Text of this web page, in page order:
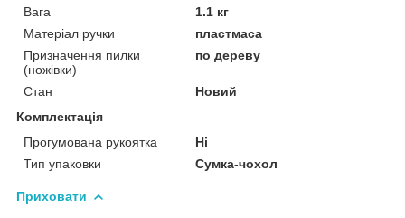
Вага
1.1 кг
Матеріал ручки
пластмаса
Призначення пилки
(ножівки)
по дереву
Стан
Новий
Комплектація
Прогумована рукоятка
Ні
Тип упаковки
Сумка-чохол
Приховати